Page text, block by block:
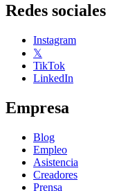
Redes sociales
Instagram
𝕏
TikTok
LinkedIn
Empresa
Blog
Empleo
Asistencia
Creadores
Prensa